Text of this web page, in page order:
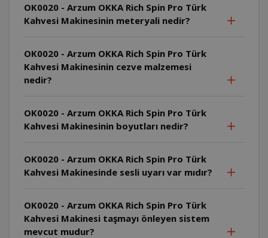
OK0020 - Arzum OKKA Rich Spin Pro Türk
Kahvesi Makinesinin meteryali nedir?
OK0020 - Arzum OKKA Rich Spin Pro Türk
Kahvesi Makinesinin cezve malzemesi
nedir?
OK0020 - Arzum OKKA Rich Spin Pro Türk
Kahvesi Makinesinin boyutları nedir?
OK0020 - Arzum OKKA Rich Spin Pro Türk
Kahvesi Makinesinde sesli uyarı var mıdır?
OK0020 - Arzum OKKA Rich Spin Pro Türk
Kahvesi Makinesi taşmayı önleyen sistem
mevcut mudur?